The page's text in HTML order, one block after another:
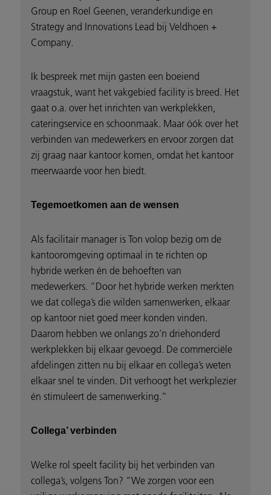
Group en Roel Geenen, veranderkundige en
Strategy and Innovations Lead bij Veldhoen +
Company.
Ik bespreek met mijn gasten een boeiend
vraagstuk, want het vakgebied facility is breed. Het
gaat o.a. over het inrichten van werkplekken,
cateringservice en schoonmaak. Maar óók over het
verbinden van medewerkers en ervoor zorgen dat
zij graag naar kantoor komen, omdat het kantoor
meerwaarde voor hen biedt.
Tegemoetkomen aan de wensen
Als facilitair manager is Ton volop bezig om de
kantooromgeving optimaal in te richten op
hybride werken én de behoeften van
medewerkers. “Door het hybride werken merkten
we dat collega’s die wilden samenwerken, elkaar
op kantoor niet goed meer konden vinden.
Daarom hebben we onlangs zo’n driehonderd
werkplekken bij elkaar gevoegd. De commerciële
afdelingen zitten nu bij elkaar en collega’s weten
elkaar snel te vinden. Dit verhoogt het werkplezier
én stimuleert de samenwerking.”
Collega’ verbinden
Welke rol speelt facility bij het verbinden van
collega’s, volgens Ton? “We zorgen voor een